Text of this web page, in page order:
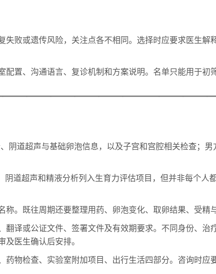
失败或遗传风险，关注点各不相同。选择时应要求医生
配置、沟通语言、复诊机制和方案说明。名单只能用于初
阴道超声与基础卵泡信息，以及子宫和宫腔相关检查；
阴道超声和精液分析列入生育力评估项目，但并非每个人
称。既往周期还要整理用药、卵泡变化、取卵结果、受精
翻译或公证文件、签署文件及有效期要求。不同身份、治
医生确认后安排。
药物检查、实验室附加项目、出行生活四部分。咨询时